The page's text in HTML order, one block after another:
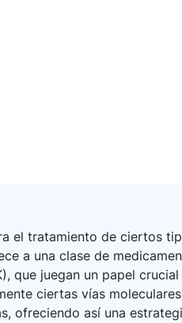
el tratamiento de ciertos
a una clase de
que juegan un papel
ciertas vías
ofreciendo así una